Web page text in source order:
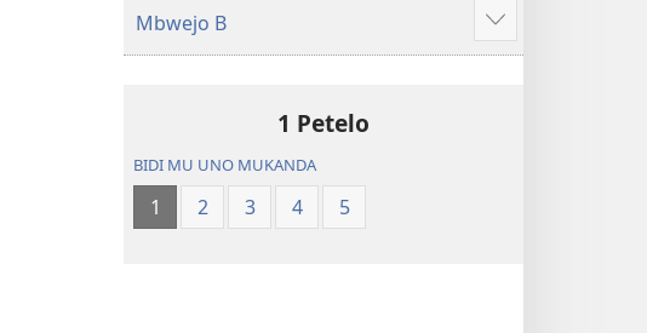
Mbwejo B
Show
more
1 Petelo
BIDI MU UNO MUKANDA
1 2 3 4 5